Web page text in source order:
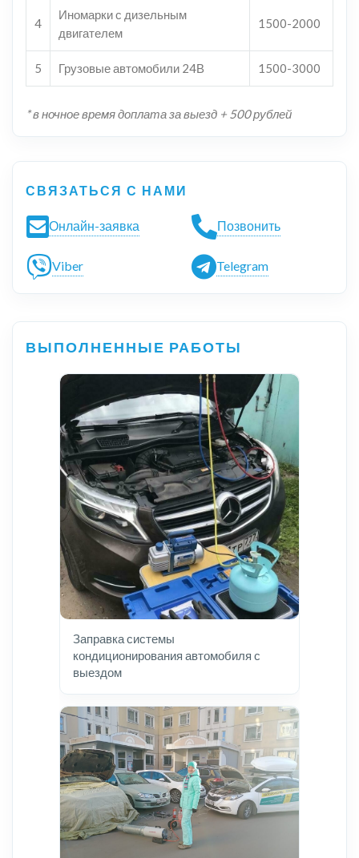
4
Иномарки с дизельным
двигателем
1500-2000
5 Грузовые автомобили 24В 1500-3000
* в ночное время доплата за выезд + 500 рублей
СВЯЗАТЬСЯ С НАМИ
Онлайн-заявка Позвонить
Viber Telegram
ВЫПОЛНЕННЫЕ РАБОТЫ
Заправка системы
кондиционирования автомобиля с
выездом